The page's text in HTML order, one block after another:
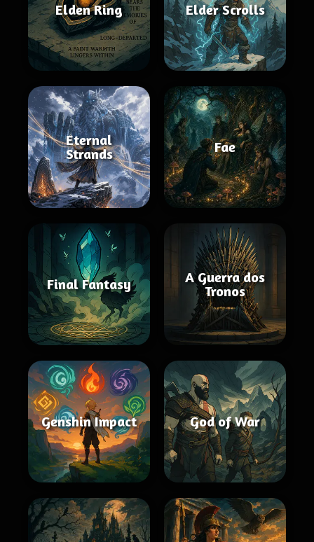
Elden Ring Elder Scrolls
Eternal
Strands
Fae
Final Fantasy
A Guerra dos
Tronos
Genshin Impact God of War